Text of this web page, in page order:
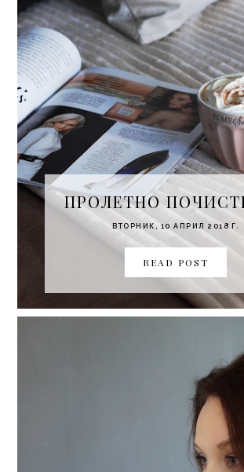
ПРОЛЕТНО
ВТОРНИК, 10 АПРИЛ 2018 Г.
READ POST